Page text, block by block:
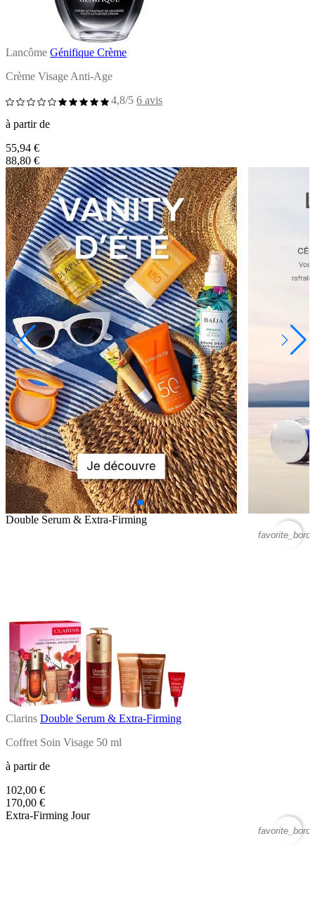
Lancôme Génifique Crème
Crème Visage Anti-Age
4,8/5 6 avis
à partir de
55,94 €
88,80 €
Double Serum & Extra-Firming
Clarins Double Serum & Extra-Firming
Coffret Soin Visage 50 ml
à partir de
102,00 €
170,00 €
Extra-Firming Jour